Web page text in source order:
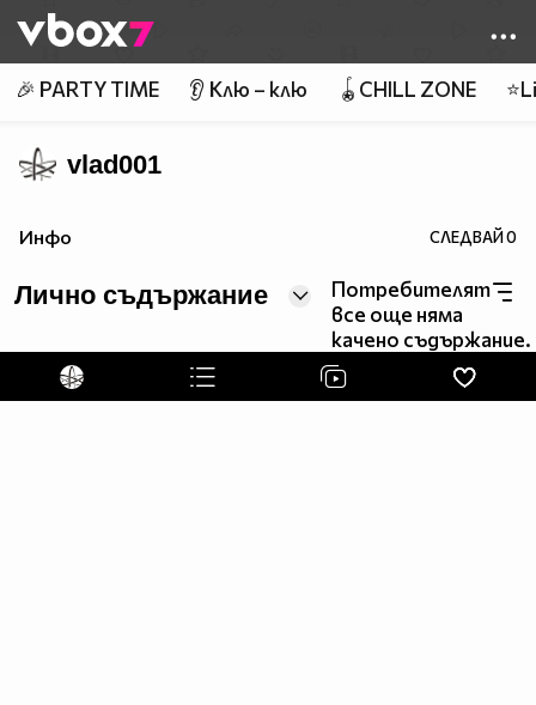
👾
🎉 PARTY TIME 👂 Клю – клю 🪀CHILL ZONE
vlad001
Инфо СЛЕДВАЙ0
Лично съдържание
Потребителят
все още няма
качено съдържание.